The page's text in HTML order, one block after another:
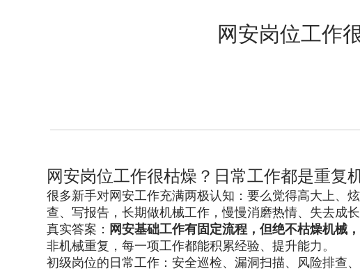
网安岗位工作
网安岗位工作很枯燥？日常工作都是重复
很多新手对网安工作充满两极认知：要么觉得高大上、
查、写报告，长期做机械工作，慢慢消磨热情、失去成
真实答案： 网安基础工作有固定流程，但绝不枯燥机械
非机械重复，每一项工作都能积累经验、提升能力。
初级岗位的日常工作：安全巡检、漏洞扫描、风险排查